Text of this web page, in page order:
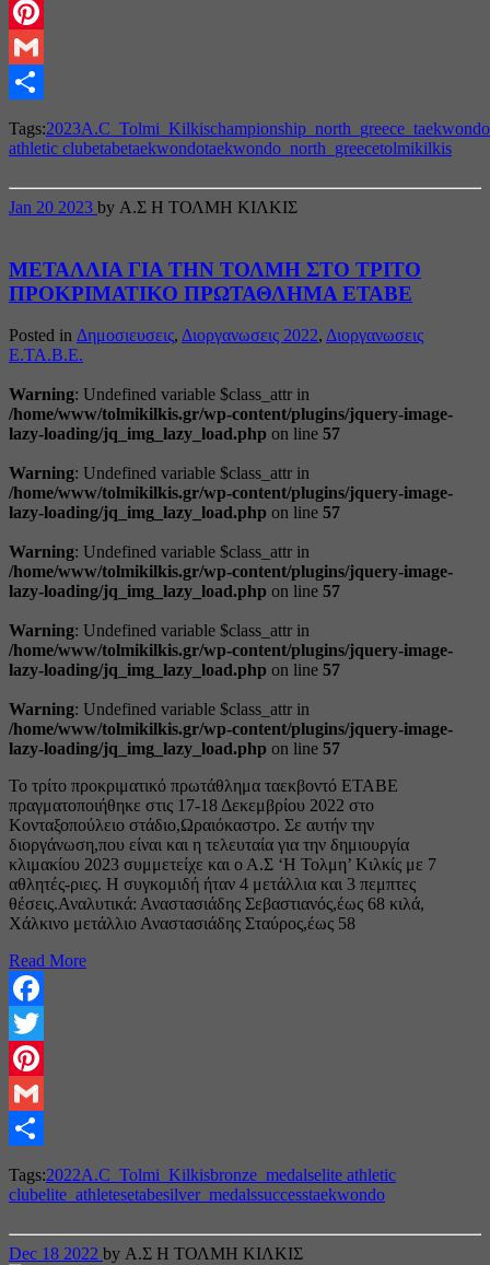
Twitter
Pinterest
Gmail
Tags:2023A.C_Tolmi_Kilkischampionship_north_greece_taekwondo
athletic clubetabetaekwondotaekwondo_north_greecetolmikilkis
Jan 20 2023 by Α.Σ Η ΤΟΛΜΗ ΚΙΛΚΙΣ
ΜΕΤΑΛΛΙΑ ΓΙΑ ΤΗΝ ΤΟΛΜΗ ΣΤΟ ΤΡΙΤΟ
ΠΡΟΚΡΙΜΑΤΙΚΟ ΠΡΩΤΑΘΛΗΜΑ ΕΤΑΒΕ
Posted in Δημοσιευσεις, Διοργανωσεις 2022, Διοργανωσεις
Ε.ΤΑ.Β.Ε.
Warning: Undefined variable $class_attr in
/home/www/tolmikilkis.gr/wp-content/plugins/jquery-image-
lazy-loading/jq_img_lazy_load.php on line 57
Warning: Undefined variable $class_attr in
/home/www/tolmikilkis.gr/wp-content/plugins/jquery-image-
lazy-loading/jq_img_lazy_load.php on line 57
Warning: Undefined variable $class_attr in
/home/www/tolmikilkis.gr/wp-content/plugins/jquery-image-
lazy-loading/jq_img_lazy_load.php on line 57
Warning: Undefined variable $class_attr in
/home/www/tolmikilkis.gr/wp-content/plugins/jquery-image-
lazy-loading/jq_img_lazy_load.php on line 57
Warning: Undefined variable $class_attr in
/home/www/tolmikilkis.gr/wp-content/plugins/jquery-image-
lazy-loading/jq_img_lazy_load.php on line 57
Το τρίτο προκριματικό πρωτάθλημα ταεκβοντό ΕΤΑΒΕ
πραγματοποιήθηκε στις 17-18 Δεκεμβρίου 2022 στο
Κονταξοπούλειο στάδιο,Ωραιόκαστρο. Σε αυτήν την
διοργάνωση,που είναι και η τελευταία για την δημιουργία
κλιμακίου 2023 συμμετείχε και ο Α.Σ ‘Η Τολμη’ Κιλκίς με 7
αθλητές-ριες. Η συγκομιδή ήταν 4 μετάλλια και 3 πεμπτες
θέσεις.Αναλυτικά: Αναστασιάδης Σεβαστιανός,έως 68 κιλά,
Χάλκινο μετάλλιο Αναστασιάδης Σταύρος,έως 58
Read More
Facebook
Twitter
Pinterest
Gmail
Tags:2022A.C_Tolmi_Kilkisbronze_medalselite athletic
clubelite_athletesetabesilver_medalssuccesstaekwondo
Dec 18 2022 by Α.Σ Η ΤΟΛΜΗ ΚΙΛΚΙΣ